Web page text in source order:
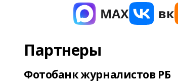
Партнеры
Фотобанк журналистов РБ